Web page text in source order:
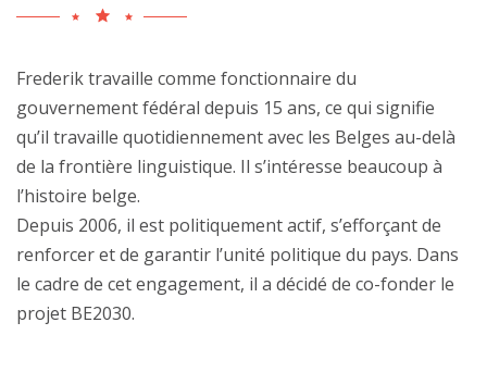
Frederik travaille comme fonctionnaire du
gouvernement fédéral depuis 15 ans, ce qui signifie
qu’il travaille quotidiennement avec les Belges au-delà
de la frontière linguistique. Il s’intéresse beaucoup à
l’histoire belge.
Depuis 2006, il est politiquement actif, s’efforçant de
renforcer et de garantir l’unité politique du pays. Dans
le cadre de cet engagement, il a décidé de co-fonder le
projet BE2030.